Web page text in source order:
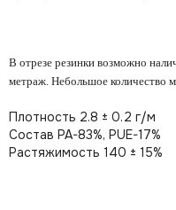
В отрезе резинки возможно
метраж. Небольшое количество
Плотность 2.8 ± 0.2 г/м
Состав PA-83%, PUE-17%
Растяжимость 140 ± 15%